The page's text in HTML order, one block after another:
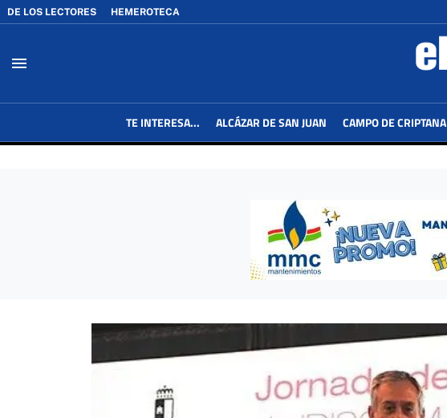
DE LOS LECTORES HEMEROTECA
menu
TE INTERESA... ALCÁZAR DE SAN JUAN CAMPO DE CRIPTANA